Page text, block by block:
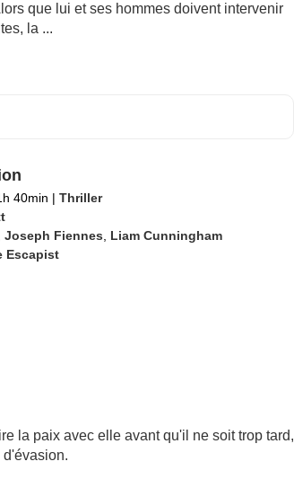
que lui et ses hommes doivent intervenir
la ...
40min | Thriller
Joseph Fiennes, Liam Cunningham
Escapist
la paix avec elle avant qu'il ne soit trop tard,
d'évasion.